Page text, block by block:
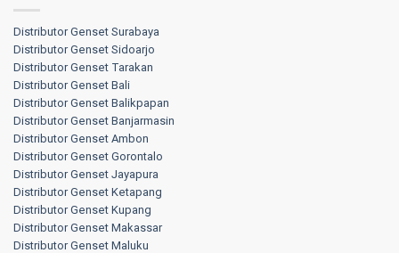
Distributor Genset Surabaya
Distributor Genset Sidoarjo
Distributor Genset Tarakan
Distributor Genset Bali
Distributor Genset Balikpapan
Distributor Genset Banjarmasin
Distributor Genset Ambon
Distributor Genset Gorontalo
Distributor Genset Jayapura
Distributor Genset Ketapang
Distributor Genset Kupang
Distributor Genset Makassar
Distributor Genset Maluku